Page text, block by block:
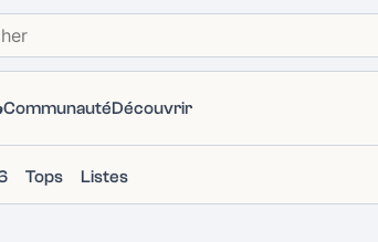
CommunautéDécouvrir
Tops Listes